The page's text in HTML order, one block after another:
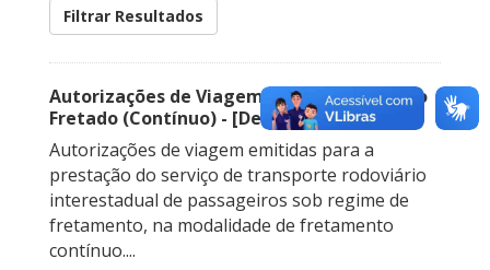
Filtrar Resultados
Autorizações de Viagem Nacional – Serviço
Fretado (Contínuo) - [Descontinuado]
Autorizações de viagem emitidas para a
prestação do serviço de transporte rodoviário
interestadual de passageiros sob regime de
fretamento, na modalidade de fretamento
contínuo....